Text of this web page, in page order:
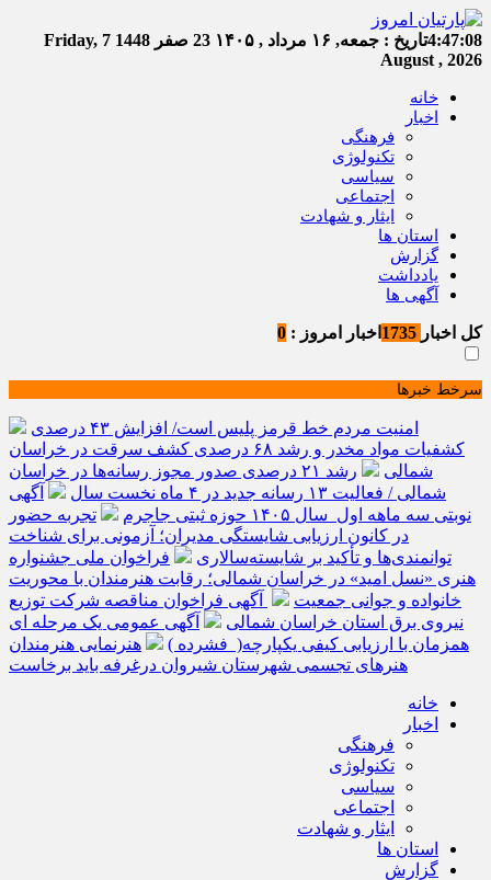
4:47:08تاریخ : جمعه, ۱۶ مرداد , ۱۴۰۵ 23 صفر 1448
Friday, 7
August , 2026
خانه
اخبار
فرهنگی
تکنولوژی
سیاسی
اجتماعی
ایثار و شهادت
استان ها
گزارش
یادداشت
آگهی ها
کل اخبار اخبار امروز : 0
سرخط خبرها
امنیت مردم خط قرمز پلیس است/ افزایش ۴۳ درصدی
کشفیات مواد مخدر و رشد ۶۸ درصدی کشف سرقت در خراسان
شمالی
رشد ۲۱ درصدی صدور مجوز رسانه‌ها در خراسان
شمالی / فعالیت ۱۳ رسانه جدید در ۴ ماه نخست سال
آگهی
نوبتی سه ماهه اول سال ۱۴۰۵ حوزه ثبتی جاجرم
تجربه حضور
در کانون ارزیابی شایستگی مدیران؛ آزمونی برای شناخت
توانمندی‌ها و تأکید بر شایسته‌سالاری
فراخوان ملی جشنواره
هنری «نسل امید» در خراسان شمالی؛ رقابت هنرمندان با محوریت
خانواده و جوانی جمعیت
آگهی فراخوان مناقصه شرکت توزیع
نیروی برق استان خراسان شمالی
آگهی عمومی یک مرحله ای
همزمان با ارزیابی کیفی یکپارچه( فشرده )
هنرنمایی هنرمندان
هنرهای تجسمی شهرستان شیروان درغرفه باید برخاست
خانه
اخبار
فرهنگی
تکنولوژی
سیاسی
اجتماعی
ایثار و شهادت
استان ها
گزارش